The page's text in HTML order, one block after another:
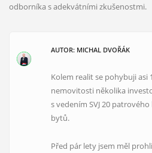
odborníka s adekvátními zkušenostmi.
AUTOR: MICHAL DVOŘÁK
Kolem realit se pohybuji
nemovitosti několika
s vedením SVJ 20
bytů.
Před pár lety jsem měl